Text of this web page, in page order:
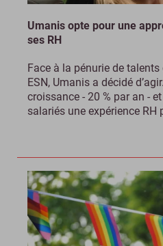
Umanis opte pour une
ses RH
Face à la pénurie de
ESN, Umanis a décidé
croissance - 20 % par an -
salariés une expérience RH